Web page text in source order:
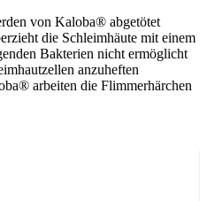
von Kaloba® abgetötet
die Schleimhäute mit einem
Bakterien nicht ermöglicht
anzuheften
arbeiten die Flimmerhärchen
ist deutlich erleichtert